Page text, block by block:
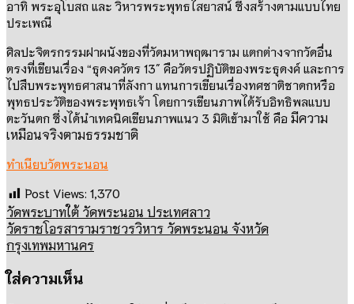
อาทิ พระอุโบสถ และ วิหารพระพุทธไสยาสน์ ซึ่งสร้างตามแบบไทย
ประเพณี
ศิลปะจิตรกรรมฝาผนังของที่วัดมหาพฤฒาราม แตกต่างจากวัดอื่น
ตรงที่เขียนเรื่อง “ธุดงควัตร 13″ คือวัตรปฏิบัติของพระธุดงค์ และการ
ไปสืบพระพุทธศาสนาที่ลังกา แทนการเขียนเรื่องทศชาติชาดกหรือ
พุทธประวัติของพระพุทธเจ้า โดยการเขียนภาพได้รับอิทธิพลแบบ
ตะวันตก ซึ่งได้นำเทคนิคเขียนภาพแนว 3 มิติเข้ามาใช้ คือ มีความ
เหมือนจริงตามธรรมชาติ
ทำเนียบวัดพระนอน
Post Views: 1,370
วัดพระบาทใต้ วัดพระนอน ประเทศลาว
วัดราชโอรสารามราชวรวิหาร วัดพระนอน จังหวัด
กรุงเทพมหานคร
ใส่ความเห็น